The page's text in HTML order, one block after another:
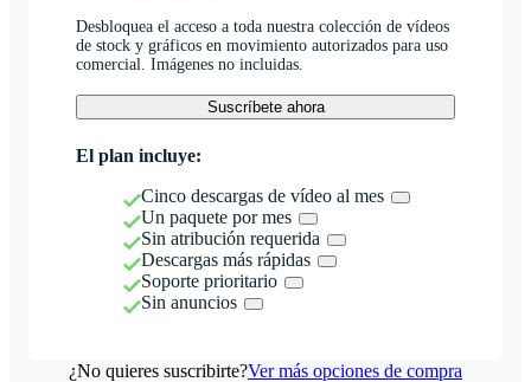
Desbloquea el acceso a toda nuestra colección de vídeos
de stock y gráficos en movimiento autorizados para uso
comercial. Imágenes no incluidas.
Suscríbete ahora
El plan incluye:
Cinco descargas de vídeo al mes
Un paquete por mes
Sin atribución requerida
Descargas más rápidas
Soporte prioritario
Sin anuncios
¿No quieres suscribirte?Ver más opciones de compra